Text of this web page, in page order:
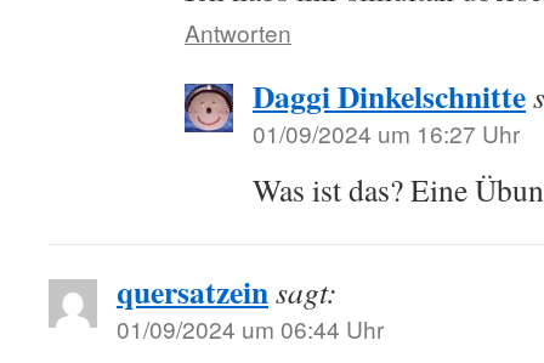
Antworten
Daggi Dinkelschnitte
01/09/2024 um 16:27 Uhr
Was ist das? Eine
quersatzeinsagt:
01/09/2024 um 06:44 Uhr